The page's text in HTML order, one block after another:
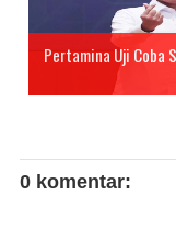
Pertamina Uji Coba
0 komentar: